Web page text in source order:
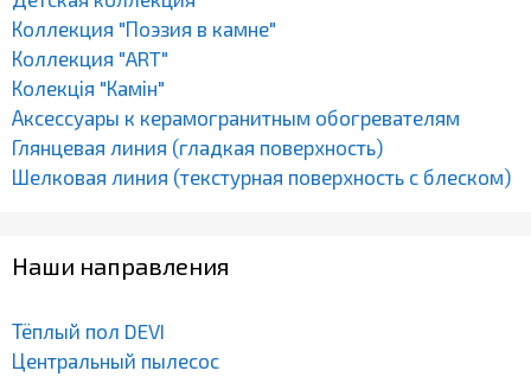
Коллекция "Поэзия в камне"
Коллекция "ART"
Колекція "Камін"
Аксессуары к керамогранитным обогревателям
Глянцевая линия (гладкая поверхность)
Шелковая линия (текстурная поверхность с блеском)
Наши направления
Тёплый пол DEVI
Центральный пылесос